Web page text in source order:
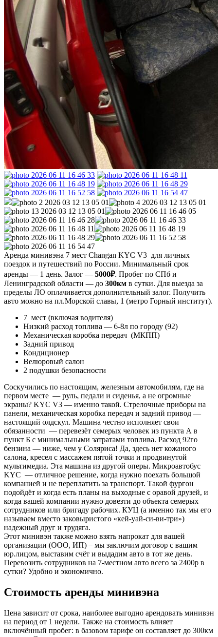
Аренда минивэна 7 мест Changan KYC V3 для личных
поездок и путешествий по России. Минимальный срок
аренды — 1 день. Залог — 5000₽. Пробег по СПб и
Ленинградской области — до 300км в сутки. Для выезда за
пределы ЛО оплачивается дополнительный залог. Получить
авто можно на пл.Морской славы, 1 (метро Горный институт).
7 мест (включая водителя)
Низкий расход топлива — 6-8л по городу (92)
Механическая коробка передач (МКПП)
Задний привод
Кондиционер
Велюровый салон
2 подушки безопасности
Соскучились по настоящим, железным автомобилям, где на
первом месте — руль, педали и сиденья, а не огромные
экраны? KYC V3 — именно такой. Стрелочные приборы на
панели, механическая коробка передач и задний привод —
настоящий олдскул. Машина честно исполняет свои
обязанности — перевезёт семерых человек из пункта А в
пункт Б с минимальными затратами топлива. Расход 92го
бензина — ниже, чем у Соляриса! Да, здесь нет кожаного
салона, кресел с массажем пятой точки и продвинутой
мультимедиа. Эта машина из другой оперы. Микроавтобус
KYC — отличное решение, когда нужно поехать большой
компанией и не переплатить за транспорт. Такой фургон
подойдёт и когда есть планы на выходные с оравой друзей, и
когда вашей компании нужно довезти до объекта семерых
сотрудников или бригаду рабочих. КУЦ (а именно так мы его
называем вместо заковыристого «кей-уай-си-ви-три»)
надежный друг и трудяга.
Этот минивэн также можно взять напрокат для вашей
организации (ООО, ИП) – мы заключим договор с вашим
юр.лицом, выставим счёт и выдадим авто в тот же день.
Перевозить сотрудников на 7-местном авто всего за 2400р в
сутки? Удобно и экономично.
Стоимость аренды минивэна
Цена зависит от срока, наиболее выгодно арендовать минивэн
на период от 1 недели. Также на стоимость влияет
включённый пробег: в базовом тарифе он составляет до 300км